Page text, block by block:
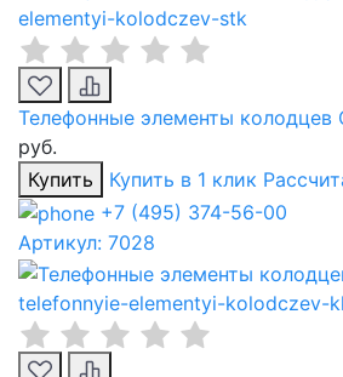
elementyi-kolodczev-stk
Телефонные элементы колодцев
руб.
Купить
Купить в 1 клик
+7 (495) 374-56-00
Артикул: 7028
telefonnyie-elementyi-kolodczev-